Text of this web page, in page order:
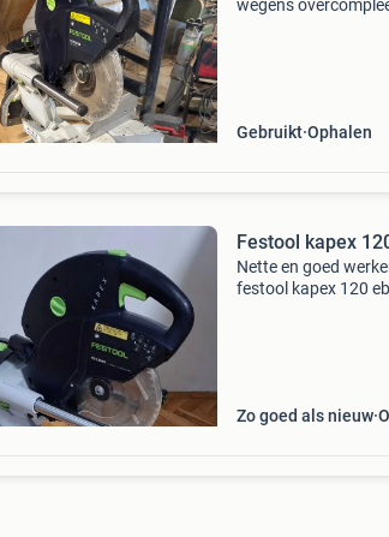
wegens
Gebruikt Ophalen
Festool kapex
Nette en goed
festool kapex 120 eb
Zo goed als nieuw